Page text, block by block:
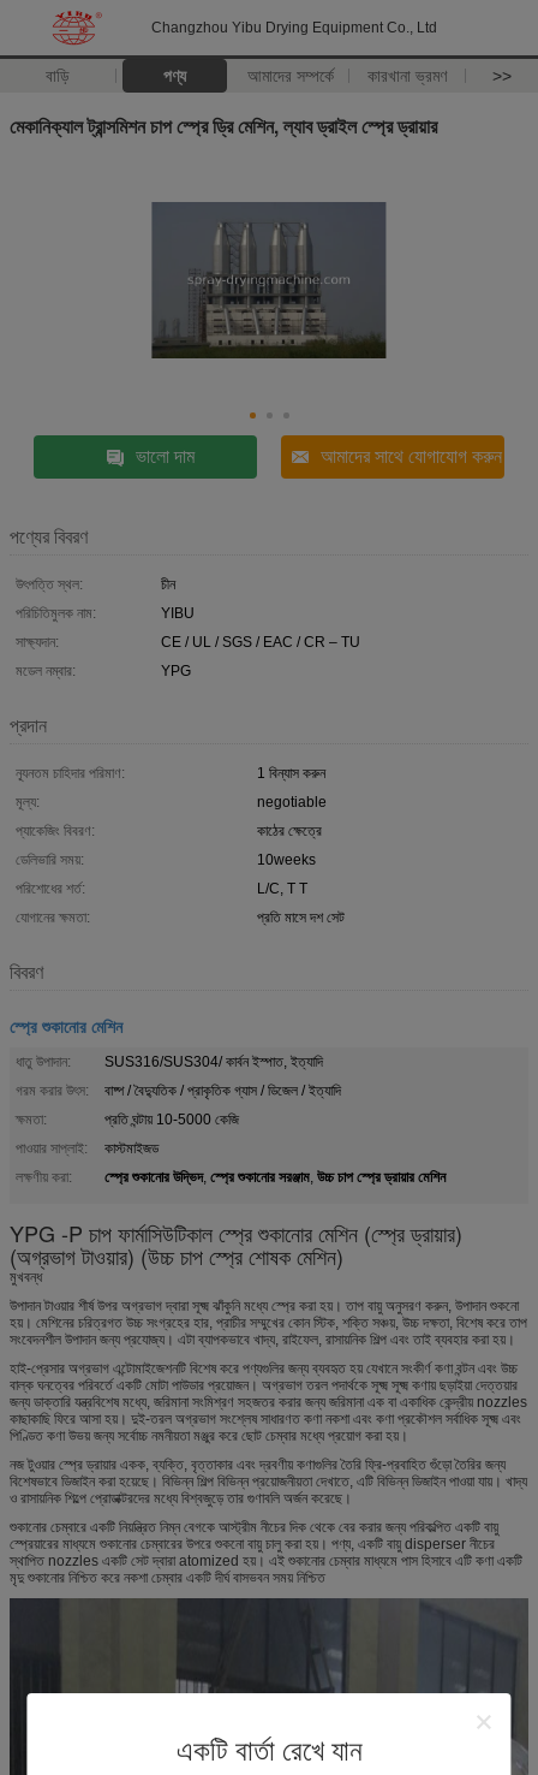
Changzhou Yibu Drying Equipment Co., Ltd
বাড়ি পণ্য আমাদের সম্পর্কে কারখানা ভ্রমণ >>
একটি বার্তা রেখে যান
মেকানিক্যাল ট্রান্সমিশন চাপ স্প্রে ড্রি মেশিন, ল্যাব ড্রাইল স্প্রে ড্রায়ার
ভালো দাম আমাদের সাথে যোগাযোগ করুন
পণ্যের বিবরণ
উৎপত্তি স্থল:
চীন
পরিচিতিমুলক নাম:
YIBU
সাক্ষ্যদান:
CE / UL / SGS / EAC / CR – TU
মডেল নম্বার:
YPG
প্রদান
ন্যূনতম চাহিদার পরিমাণ:
1 বিন্যাস করুন
মূল্য:
negotiable
প্যাকেজিং বিবরণ:
কাঠের ক্ষেত্রে
ডেলিভারি সময়:
10weeks
পরিশোধের শর্ত:
L/C, T T
যোগানের ক্ষমতা:
প্রতি মাসে দশ সেট
বিবরণ
স্প্রে শুকানোর মেশিন
ধাতু উপাদান:
SUS316/SUS304/ কার্বন ইস্পাত, ইত্যাদি
গরম করার উৎস:
বাষ্প / বৈদ্যুতিক / প্রাকৃতিক গ্যাস / ডিজেল / ইত্যাদি
ক্ষমতা:
প্রতি ঘন্টায় 10-5000 কেজি
পাওয়ার সাপ্লাই:
কাস্টমাইজড
লক্ষণীয় করা:
স্প্রে শুকানোর উদ্ভিদ, স্প্রে শুকানোর সরঞ্জাম, উচ্চ চাপ স্প্রে ড্রায়ার মেশিন
YPG -P চাপ ফার্মাসিউটিকাল স্প্রে শুকানোর মেশিন (স্প্রে ড্রায়ার)
(অগ্রভাগ টাওয়ার) (উচ্চ চাপ স্প্রে শোষক মেশিন)
মুখবন্ধ
উপাদান টাওয়ার শীর্ষ উপর অগ্রভাগ দ্বারা সূক্ষ্ম ঝাঁকুনি মধ্যে স্প্রে করা হয়। তাপ বায়ু অনুসরণ করুন, উপাদান শুকনো
হয়। মেশিনের চরিত্রগত উচ্চ সংগ্রহের হার, প্রাচীর সম্মুখের কোন স্টিক, শক্তি সঞ্চয়, উচ্চ দক্ষতা, বিশেষ করে তাপ
সংবেদনশীল উপাদান জন্য প্রযোজ্য। এটা ব্যাপকভাবে খাদ্য, রাইফেল, রাসায়নিক শিল্প এবং তাই ব্যবহার করা হয়।
হাই-প্রেসার অগ্রভাগ এন্টোমাইজেশনটি বিশেষ করে পণ্যগুলির জন্য ব্যবহৃত হয় যেখানে সংকীর্ণ কণা বন্টন এবং উচ্চ
বাল্ক ঘনত্বের পরিবর্তে একটি মোটা পাউডার প্রয়োজন। অগ্রভাগ তরল পদার্থকে সূক্ষ্ম সূক্ষ্ম কণায় ছড়াইয়া দেত্তয়ার
জন্য ডাক্তারি যন্ত্রবিশেষ মধ্যে, জরিমানা সংমিশ্রণ সহজতর করার জন্য জরিমানা এক বা একাধিক কেন্দ্রীয় nozzles
কাছাকাছি ফিরে আসা হয়। দুই-তরল অগ্রভাগ সংশ্লেষ সাধারণত কণা নকশা এবং কণা প্রকৌশল সর্বাধিক সূক্ষ্ম এবং
পিণ্ডিত কণা উভয় জন্য সর্বোচ্চ নমনীয়তা মঞ্জুর করে ছোট চেম্বার মধ্যে প্রয়োগ করা হয়।
নজ টুওয়ার স্প্রে ড্রায়ার একক, ব্যক্তি, বৃত্তাকার এবং দ্রবণীয় কণাগুলির তৈরি ফ্রি-প্রবাহিত গুঁড়ো তৈরির জন্য
বিশেষভাবে ডিজাইন করা হয়েছে। বিভিন্ন শিল্প বিভিন্ন প্রয়োজনীয়তা দেখাতে, এটি বিভিন্ন ডিজাইন পাওয়া যায়। খাদ্য
ও রাসায়নিক শিল্পে প্রোডাক্টরদের মধ্যে বিশ্বজুড়ে তার গুণাবলি অর্জন করেছে।
শুকানোর চেম্বারে একটি নিয়ন্ত্রিত নিম্ন বেগকে আস্ট্রীম নীচের দিক থেকে বের করার জন্য পরিকল্পিত একটি বায়ু
স্প্রেয়ারের মাধ্যমে শুকানোর চেম্বারের উপরে শুকনো বায়ু চালু করা হয়। পণ্য, একটি বায়ু disperser নীচের
স্থাপিত nozzles একটি সেট দ্বারা atomized হয়। এই শুকানোর চেম্বার মাধ্যমে পাস হিসাবে এটি কণা একটি
মৃদু শুকানোর নিশ্চিত করে নকশা চেম্বার একটি দীর্ঘ বাসভবন সময় নিশ্চিত